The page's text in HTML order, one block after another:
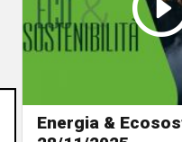
Energia &